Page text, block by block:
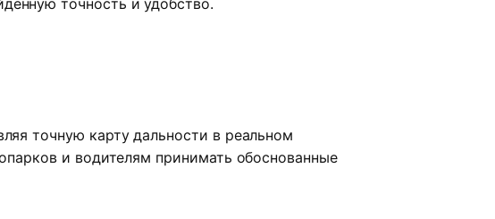
точность и удобство.
точную карту дальности в реальном
и водителям принимать обоснованные